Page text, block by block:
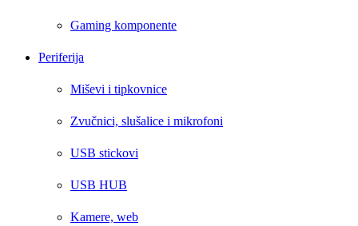
Gaming komponente
Periferija
Miševi i tipkovnice
Zvučnici, slušalice i mikrofoni
USB stickovi
USB HUB
Kamere, web